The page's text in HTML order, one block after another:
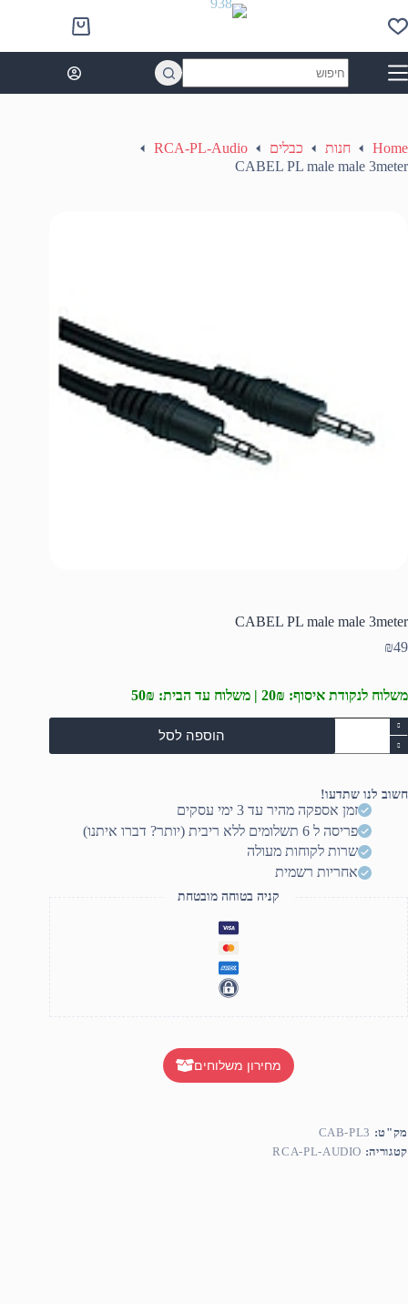
to
content
Shopping
cart
results
Home חנות כבלים
RCA-PL-Audio
CABEL PL male male 3meter
CABEL PL male male 3meter
₪49
משלוח לנקודת איסוף: 20₪ | משלוח עד הבית: 50₪
כמות
של
CABEL
male
3meter
הוספה לסל
חשוב לנו שתדעו!
זמן אספקה מהיר עד 3 ימי עסקים
פריסה ל 6 תשלומים ללא ריבית (יותר? דברו איתנו)
שרות לקוחות מעולה
אחריות רשמית
קניה בטוחה מובטחת
מחירון משלוחים
מק"ט: CAB-PL3
קטגוריה: RCA-PL-AUDIO